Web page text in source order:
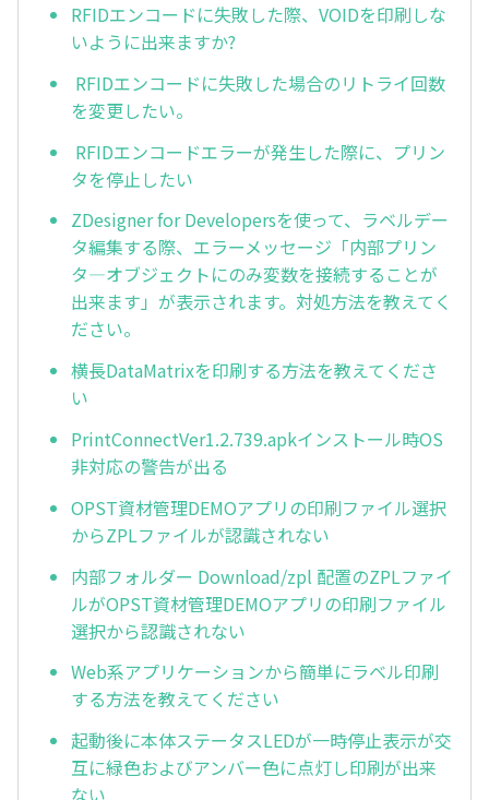
RFIDエンコードに失敗した際、VOIDを印刷しな
いように出来ますか?
RFIDエンコードに失敗した場合のリトライ回数
を変更したい。
RFIDエンコードエラーが発生した際に、プリン
タを停止したい
ZDesigner for Developersを使って、ラベルデー
タ編集する際、エラーメッセージ「内部プリン
タ―オブジェクトにのみ変数を接続することが
出来ます」が表示されます。対処方法を教えてく
ださい。
横長DataMatrixを印刷する方法を教えてくださ
い
PrintConnectVer1.2.739.apkインストール時OS
非対応の警告が出る
OPST資材管理DEMOアプリの印刷ファイル選択
からZPLファイルが認識されない
内部フォルダー Download/zpl 配置のZPLファイ
ルがOPST資材管理DEMOアプリの印刷ファイル
選択から認識されない
Web系アプリケーションから簡単にラベル印刷
する方法を教えてください
起動後に本体ステータスLEDが一時停止表示が交
互に緑色およびアンバー色に点灯し印刷が出来
ない